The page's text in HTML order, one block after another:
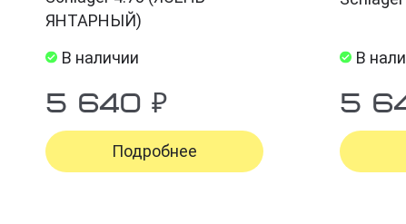
ЯНТАРНЫЙ)
В наличии
5 640 ₽
Подробнее
В
5